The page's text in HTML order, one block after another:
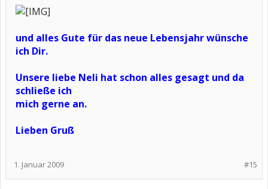
und alles Gute für das neue Lebensjahr wünsche
ich Dir.
Unsere liebe Neli hat schon alles gesagt und da
schließe ich
mich gerne an.
Lieben Gruß
#15
1. Januar 2009